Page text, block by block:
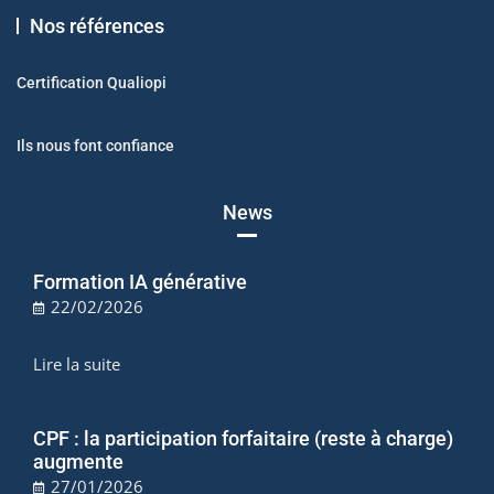
Nos références
Certification Qualiopi
Ils nous font confiance
News
Formation IA générative
22/02/2026
Lire la suite
CPF : la participation forfaitaire (reste à charge)
augmente
27/01/2026